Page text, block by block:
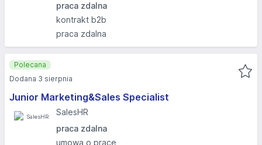
praca zdalna
kontrakt b2b
praca zdalna
Junior Marketing&Sales Specialist
SalesHR
praca zdalna
umowa o pracę
Polecana
Dodana 3 sierpnia